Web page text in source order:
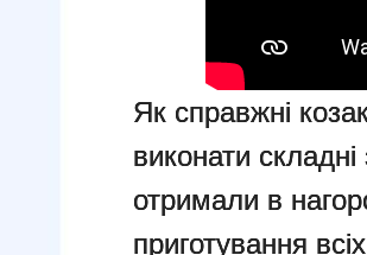
Як справжні
виконати складні
отримали в
приготування